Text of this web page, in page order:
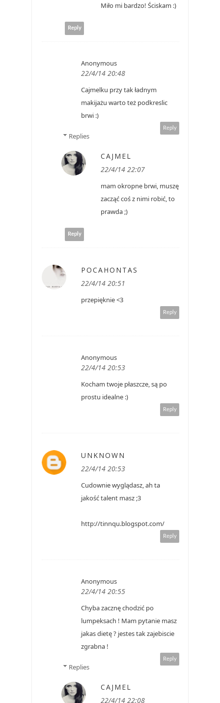
Miło mi bardzo! Ściskam :)
Reply
Anonymous
22/4/14 20:48
Cajmelku przy tak ładnym
makijażu warto też podkreslic
brwi :)
Reply
Replies
CAJMEL
22/4/14 22:07
mam okropne brwi, muszę
zacząć coś z nimi robić, to
prawda ;)
Reply
POCAHONTAS
22/4/14 20:51
przepięknie <3
Reply
Anonymous
22/4/14 20:53
Kocham twoje płaszcze, są po
prostu idealne :)
Reply
UNKNOWN
22/4/14 20:53
Cudownie wyglądasz, ah ta
jakość talent masz ;3
http://tinnqu.blogspot.com/
Reply
Anonymous
22/4/14 20:55
Chyba zacznę chodzić po
lumpeksach ! Mam pytanie masz
jakas dietę ? jestes tak zajebiscie
zgrabna !
Reply
Replies
CAJMEL
22/4/14 22:08